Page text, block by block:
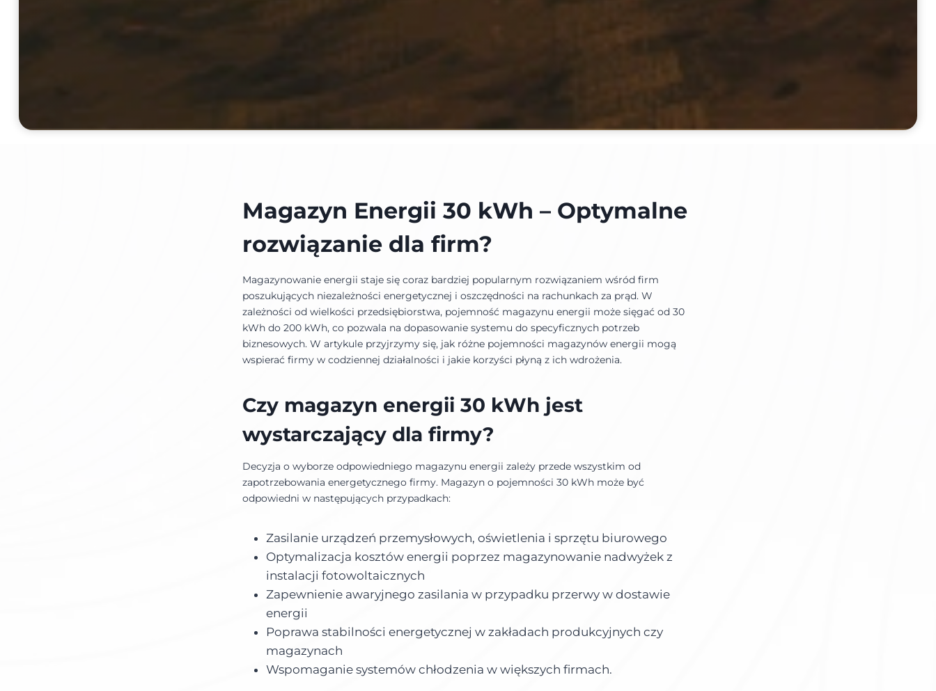
Magazyn Energii 30 kWh – Optymalne
rozwiązanie dla firm?
Magazynowanie energii staje się coraz bardziej popularnym rozwiązaniem wśród firm
poszukujących niezależności energetycznej i oszczędności na rachunkach za prąd. W
zależności od wielkości przedsiębiorstwa, pojemność magazynu energii może sięgać od 30
kWh do 200 kWh, co pozwala na dopasowanie systemu do specyficznych potrzeb
biznesowych. W artykule przyjrzymy się, jak różne pojemności magazynów energii mogą
wspierać firmy w codziennej działalności i jakie korzyści płyną z ich wdrożenia.
Czy magazyn energii 30 kWh jest
wystarczający dla firmy?
Decyzja o wyborze odpowiedniego magazynu energii zależy przede wszystkim od
zapotrzebowania energetycznego firmy. Magazyn o pojemności 30 kWh może być
odpowiedni w następujących przypadkach:
Zasilanie urządzeń przemysłowych, oświetlenia i sprzętu biurowego
Optymalizacja kosztów energii poprzez magazynowanie nadwyżek z
instalacji fotowoltaicznych
Zapewnienie awaryjnego zasilania w przypadku przerwy w dostawie
energii
Poprawa stabilności energetycznej w zakładach produkcyjnych czy
magazynach
Wspomaganie systemów chłodzenia w większych firmach.